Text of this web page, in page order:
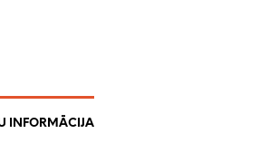
INFORMĀCIJA